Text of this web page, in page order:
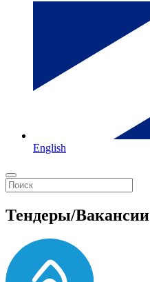
English
Тендеры/Вакансии